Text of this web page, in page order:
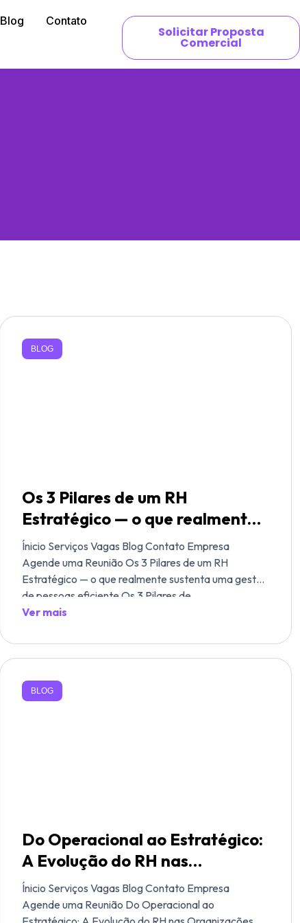
Blog Contato
Solicitar Proposta
Comercial
BLOG
Os 3 Pilares de um RH
Estratégico — o que realmente
sustenta uma gestão de
pessoas eficiente
Ínicio Serviços Vagas Blog Contato Empresa
Agende uma Reunião Os 3 Pilares de um RH
Estratégico — o que realmente sustenta uma gestão
de pessoas eficiente Os 3 Pilares de
Ver mais
BLOG
Do Operacional ao Estratégico:
A Evolução do RH nas
Organizações Modernas
Ínicio Serviços Vagas Blog Contato Empresa
Agende uma Reunião Do Operacional ao